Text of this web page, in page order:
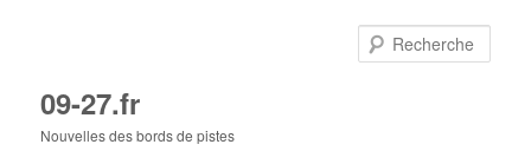
09-27.fr
Nouvelles des bords de pistes